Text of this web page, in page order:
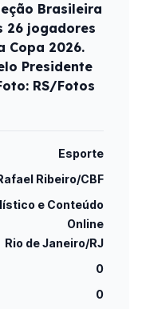
Brasileira
26 jogadores
Copa 2026.
Presidente
RS/Fotos
Esporte
Ribeiro/CBF
e Conteúdo
Online
Rio de Janeiro/RJ
0
0